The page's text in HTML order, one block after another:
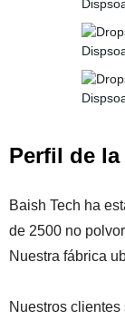
Perfil de la
Baish Tech ha
de 2500 no
Nuestra fábrica
Nuestros